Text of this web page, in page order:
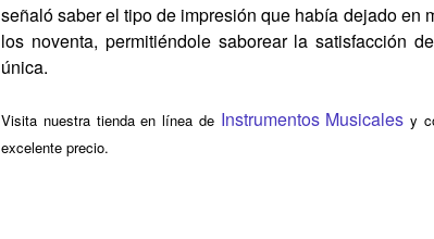
señaló saber el tipo de impresión que había dejado en
los noventa, permitiéndole saborear la satisfacción
única.
Visita nuestra tienda en línea de Instrumentos Musicales y
excelente precio.